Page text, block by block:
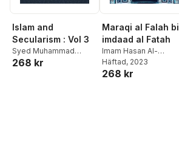
Islam and
Secularism : Vol 3
Syed Muhammad
Naquib Al-Attas
268 kr
Maraqi al Falah bi
imdaad al Fatah
Imam Hasan Al-
Shurunbalaali
Häftad, 2023
268 kr